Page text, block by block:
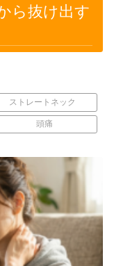
ら抜け出す
ストレートネック
頭痛